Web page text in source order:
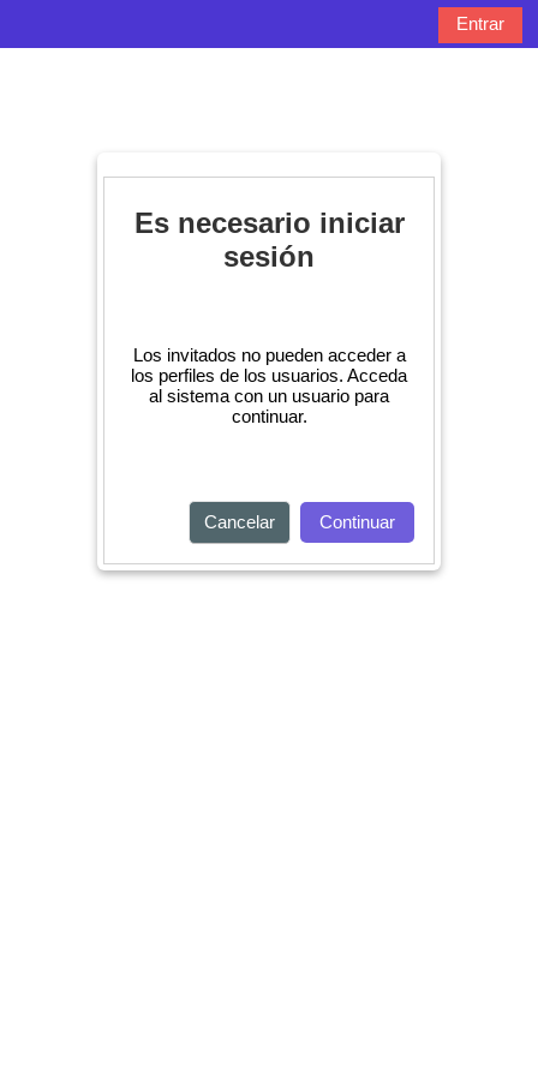
Entrar
Es necesario iniciar
sesión
Los invitados no pueden acceder a
los perfiles de los usuarios. Acceda
al sistema con un usuario para
continuar.
Cancelar Continuar